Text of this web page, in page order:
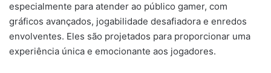
especialmente para atender ao público gamer, com
gráficos avançados, jogabilidade desafiadora e enredos
envolventes. Eles são projetados para proporcionar uma
experiência única e emocionante aos jogadores.